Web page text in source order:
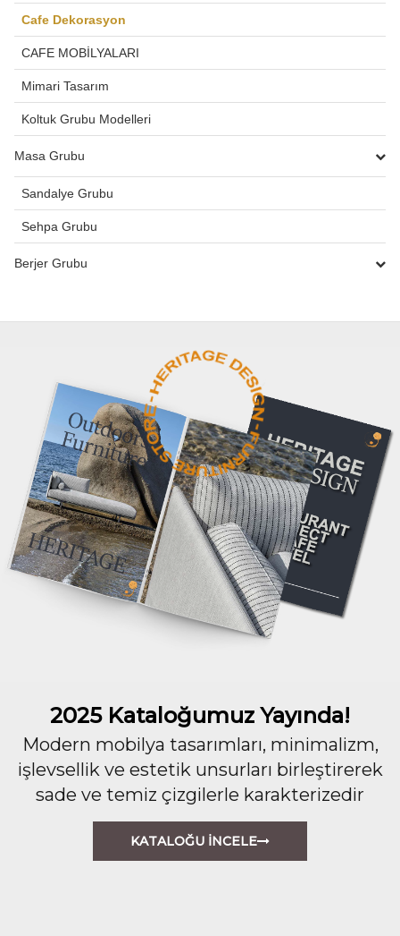
Cafe Dekorasyon
CAFE MOBİLYALARI
Mimari Tasarım
Koltuk Grubu Modelleri
Masa Grubu
Sandalye Grubu
Sehpa Grubu
Berjer Grubu
2025 Kataloğumuz Yayında!
Modern mobilya tasarımları, minimalizm,
işlevsellik ve estetik unsurları birleştirerek
sade ve temiz çizgilerle karakterizedir
KATALOĞU İNCELE